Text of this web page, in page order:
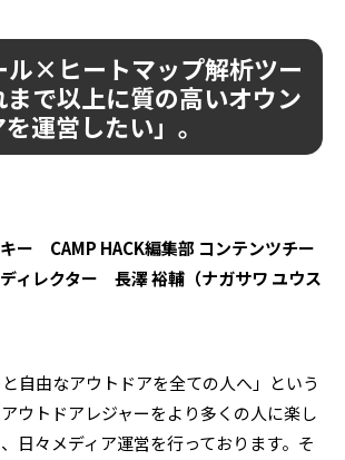
ル×ヒートマップ解析ツー
で以上に質の高いオウン
運営したい」。
ー CAMP HACK編集部 コンテンツチー
ィレクター 長澤 裕輔（ナガサワ ユウス
自由なアウトドアを全ての人へ」という
ウトドアレジャーをより多くの人に楽し
日々メディア運営を行っております。そ